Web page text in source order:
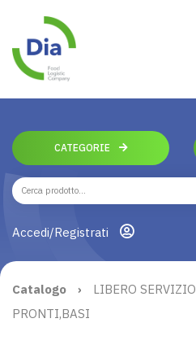
CATEGORIE
Accedi/Registrati
Catalogo › LIBERO SERVIZIO
PRONTI,BASI